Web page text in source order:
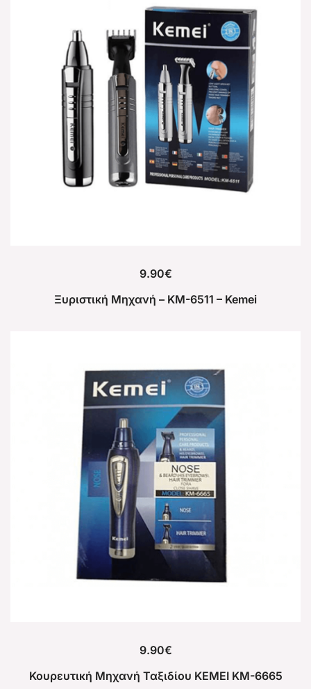
9.90€
Ξυριστική Μηχανή – KM-6511 – Kemei
9.90€
Κουρευτική Μηχανή Ταξιδίου KEMEI KM-6665